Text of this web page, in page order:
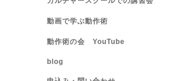
動画で学ぶ動作術
動作術の会 YouTube
blog